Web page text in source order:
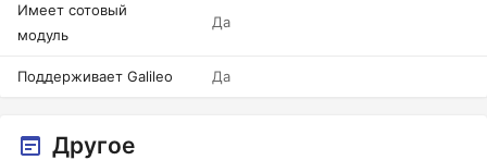
Имеет сотовый
модуль
Да
Поддерживает Galileo Да
Другое